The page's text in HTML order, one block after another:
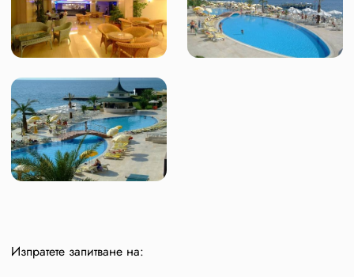
Изпратете запитване на: